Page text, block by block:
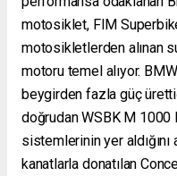
motosiklet, FIM
motosikletlerden alınan
motoru temel alıyor.
beygirden fazla güç
doğrudan WSBK M 1000
sistemlerinin yer
kanatlarla donatılan